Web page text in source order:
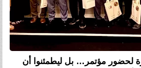
لحضور مؤتمر… بل ليطمئنوا أن